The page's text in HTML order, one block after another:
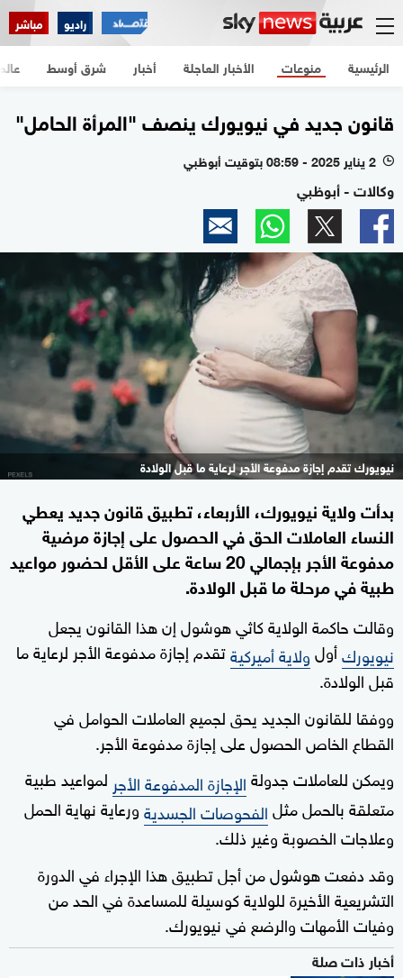
راديو مباشر
الرئيسية الأخبار العاجلة أخبار شرق أوسط منوعات
قانون جديد في نيويورك ينصف "المرأة الحامل"
l 2 يناير 2025 - 08:59 بتوقيت أبوظبي
وكالات - أبوظبي
نيويورك تقدم إجازة مدفوعة الأجر لرعاية ما قبل الولادة
بدأت ولاية نيويورك، الأربعاء، تطبيق قانون جديد يعطي
النساء العاملات الحق في الحصول على إجازة مرضية
مدفوعة الأجر بإجمالي 20 ساعة على الأقل لحضور مواعيد
طبية في مرحلة ما قبل الولادة.
وقالت حاكمة الولاية كاثي هوشول إن هذا القانون يجعل
نيويوركأولولاية أميركيةتقدم إجازة مدفوعة الأجر لرعاية ما
قبل الولادة.
ووفقا للقانون الجديد يحق لجميع العاملات الحوامل في
القطاع الخاص الحصول على إجازة مدفوعة الأجر.
ويمكن للعاملات جدولةالإجازة المدفوعة الأجر لمواعيد طبية
متعلقة بالحمل مثلالفحوصات الجسديةورعاية نهاية الحمل
وعلاجات الخصوبة وغير ذلك.
وقد دفعت هوشول من أجل تطبيق هذا الإجراء في الدورة
التشريعية الأخيرة للولاية كوسيلة للمساعدة في الحد من
وفيات الأمهات والرضع في نيويورك.
أخبار ذات صلة